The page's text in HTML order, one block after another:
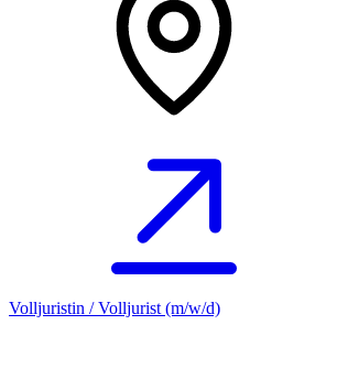
Volljuristin / Volljurist (m/w/d)